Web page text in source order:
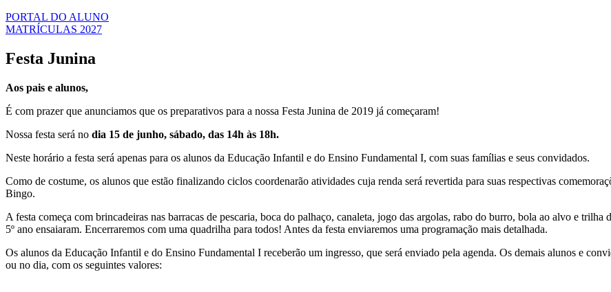
PORTAL DO ALUNO
MATRÍCULAS 2027
Festa Junina
Aos pais e alunos,
É com prazer que anunciamos que os preparativos para a nossa Festa Junina de 2019 já começaram!
Nossa festa será no dia 15 de junho, sábado, das 14h às 18h.
Neste horário a festa será apenas para os alunos da Educação Infantil e do Ensino Fundamental I, com suas famílias e seus convidados.
Como de costume, os alunos que estão finalizando ciclos coordenarão atividades cuja renda será revertida para suas respectivas
Bingo.
A festa começa com brincadeiras nas barracas de pescaria, boca do palhaço, canaleta, jogo das argolas, rabo do burro, bola ao alvo e
5º ano ensaiaram. Encerraremos com uma quadrilha para todos! Antes da festa enviaremos uma programação mais detalhada.
Os alunos da Educação Infantil e do Ensino Fundamental I receberão um ingresso, que será enviado pela agenda. Os demais alunos e
ou no dia, com os seguintes valores: